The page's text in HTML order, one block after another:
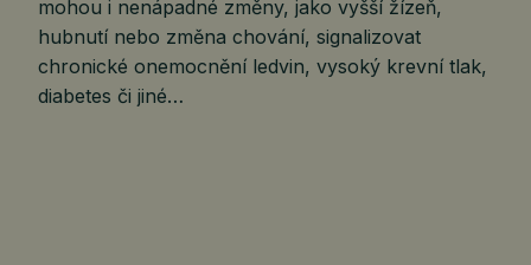
mohou i nenápadné změny, jako vyšší žízeň,
hubnutí nebo změna chování, signalizovat
chronické onemocnění ledvin, vysoký krevní tlak,
diabetes či jiné…